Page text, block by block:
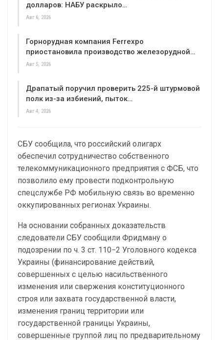
долларов: НАБУ раскрыло…
Авг 6, 2026
Горнорудная компания Ferrexpo
приостановила производство железорудной…
Авг 5, 2026
Драпатый поручил проверить 225-й штурмовой
полк из-за избиений, пыток…
Авг 4, 2026
СБУ сообщила, что российский олигарх
обеспечил сотрудничество собственного
телекоммуникационного предприятия с ФСБ, что
позволило ему провести подконтрольную
спецслужбе РФ мобильную связь во временно
оккупированных регионах Украины.
На основании собранных доказательств
следователи СБУ сообщили Фридману о
подозрении по ч. 3 ст. 110−2 Уголовного кодекса
Украины (финансирование действий,
совершенных с целью насильственного
изменения или свержения конституционного
строя или захвата государственной власти,
изменения границ территории или
государственной границы Украины,
совершенные группой лиц по предварительному